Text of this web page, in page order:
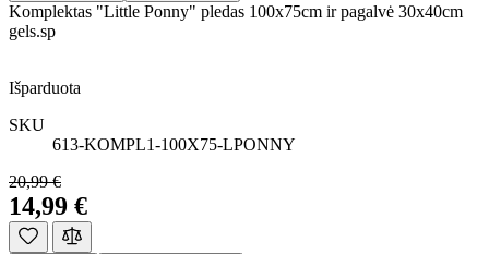
Komplektas "Little Ponny" pledas 100x75cm ir pagalvė 30x40cm
gels.sp
Išparduota
SKU
613-KOMPL1-100X75-LPONNY
20,99 €
14,99 €